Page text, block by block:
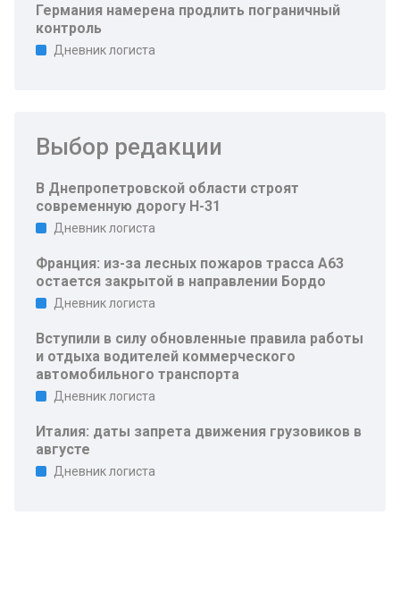
Германия намерена продлить пограничный
контроль
Дневник логиста
Выбор редакции
В Днепропетровской области строят
современную дорогу Н-31
Дневник логиста
Франция: из-за лесных пожаров трасса A63
остается закрытой в направлении Бордо
Дневник логиста
Вступили в силу обновленные правила работы
и отдыха водителей коммерческого
автомобильного транспорта
Дневник логиста
Италия: даты запрета движения грузовиков в
августе
Дневник логиста